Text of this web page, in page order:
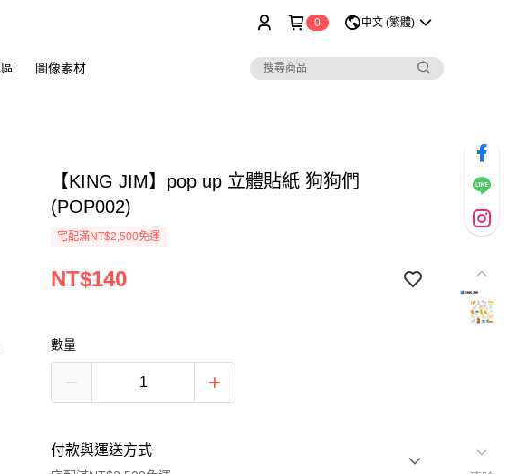
0 中文 (繁體)
圖像素材
【KING JIM】pop up 立體貼紙 狗狗們
(POP002)
宅配滿NT$2,500免運
NT$140
數量
付款與運送方式